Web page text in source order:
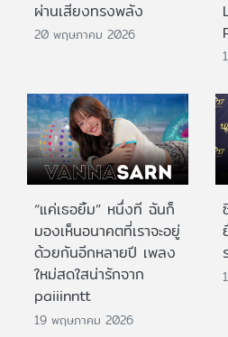
ผ่านเสียงทรงพลัง
20 พฤษภาคม 2026
“แค่เธอยิ้ม” หนึ่งที ฉันก็
มองเห็นอนาคตที่เราจะอยู่
ด้วยกันอีกหลายปี เพลง
ใหม่สดใสน่ารักจาก
paiiinntt
19 พฤษภาคม 2026